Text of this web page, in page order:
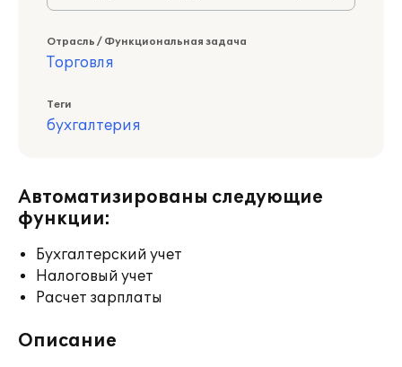
Отрасль / Функциональная задача
Торговля
Теги
бухгалтерия
Автоматизированы следующие
функции:
Бухгалтерский учет
Налоговый учет
Расчет зарплаты
Описание